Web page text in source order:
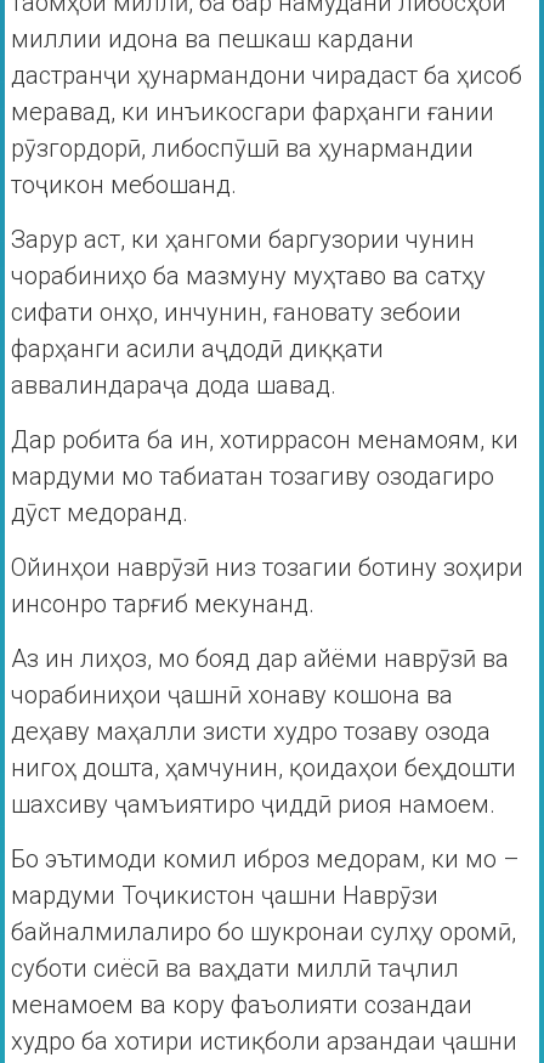
миллии идона ва пешкаш кардани
дастранҷи ҳунармандони чирадаст ба ҳисоб
меравад, ки инъикосгари фарҳанги ғании
рӯзгордорӣ, либоспӯшӣ ва ҳунармандии
тоҷикон мебошанд.
Зарур аст, ки ҳангоми баргузории чунин
чорабиниҳо ба мазмуну муҳтаво ва сатҳу
сифати онҳо, инчунин, ғановату зебоии
фарҳанги асили аҷдодӣ диққати
аввалиндараҷа дода шавад.
Дар робита ба ин, хотиррасон менамоям, ки
мардуми мо табиатан тозагиву озодагиро
дӯст медоранд.
Ойинҳои наврӯзӣ низ тозагии ботину зоҳири
инсонро тарғиб мекунанд.
Аз ин лиҳоз, мо бояд дар айёми наврӯзӣ ва
чорабиниҳои ҷашнӣ хонаву кошона ва
деҳаву маҳалли зисти худро тозаву озода
нигоҳ дошта, ҳамчунин, қоидаҳои беҳдошти
шахсиву ҷамъиятиро ҷиддӣ риоя намоем.
Бо эътимоди комил иброз медорам, ки мо –
мардуми Тоҷикистон ҷашни Наврӯзи
байналмилалиро бо шукронаи сулҳу оромӣ,
суботи сиёсӣ ва ваҳдати миллӣ таҷлил
менамоем ва кору фаъолияти созандаи
худро ба хотири истиқболи арзандаи ҷашни